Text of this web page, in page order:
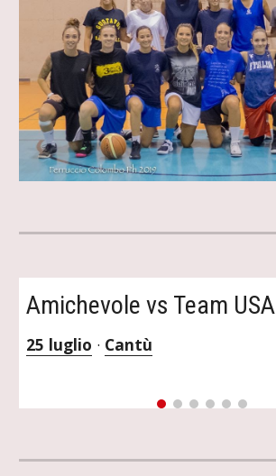
Amichevole vs Team USA
25 luglio · Cantù